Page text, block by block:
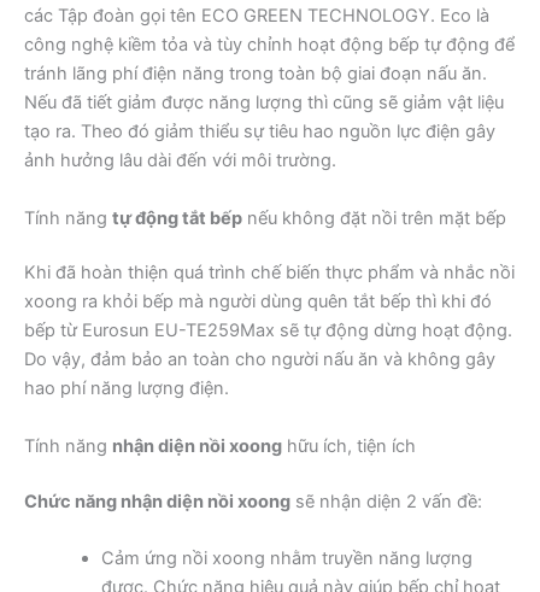
các Tập đoàn gọi tên ECO GREEN TECHNOLOGY. Eco là
công nghệ kiềm tỏa và tùy chỉnh hoạt động bếp tự động để
tránh lãng phí điện năng trong toàn bộ giai đoạn nấu ăn.
Nếu đã tiết giảm được năng lượng thì cũng sẽ giảm vật liệu
tạo ra. Theo đó giảm thiểu sự tiêu hao nguồn lực điện gây
ảnh hưởng lâu dài đến với môi trường.
Tính năng tự động tắt bếp nếu không đặt nồi trên mặt bếp
Khi đã hoàn thiện quá trình chế biến thực phẩm và nhắc nồi
xoong ra khỏi bếp mà người dùng quên tắt bếp thì khi đó
bếp từ Eurosun EU-TE259Max sẽ tự động dừng hoạt động.
Do vậy, đảm bảo an toàn cho người nấu ăn và không gây
hao phí năng lượng điện.
Tính năng nhận diện nồi xoong hữu ích, tiện ích
Chức năng nhận diện nồi xoong sẽ nhận diện 2 vấn đề:
Cảm ứng nồi xoong nhằm truyền năng lượng
được. Chức năng hiệu quả này giúp bếp chỉ hoạt